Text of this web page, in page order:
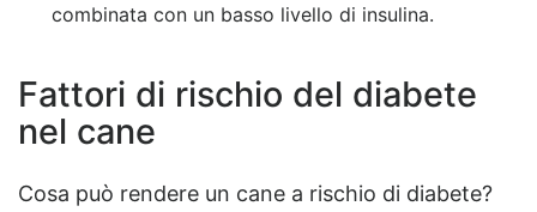
combinata con un basso livello di insulina.
Fattori di rischio del diabete
nel cane
Cosa può rendere un cane a rischio di diabete?